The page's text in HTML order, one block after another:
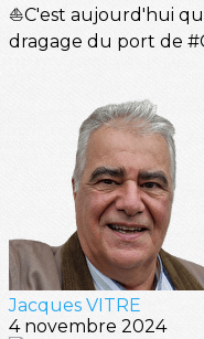
⛵C'est aujourd'hui
dragage du port de
Jacques VITRE
4 novembre 2024